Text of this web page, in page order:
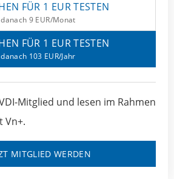
FÜR 1 EUR TESTEN
danach 9 EUR/Monat
FÜR 1 EUR TESTEN
danach 103 EUR/Jahr
Mitglied und lesen im Rahmen
Vn+.
MITGLIED WERDEN